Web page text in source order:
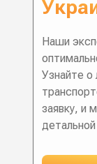
Наши
Узнайте
заявку, и